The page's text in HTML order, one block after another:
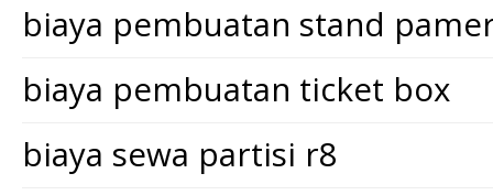
biaya pembuatan stand
biaya pembuatan ticket box
biaya sewa partisi r8